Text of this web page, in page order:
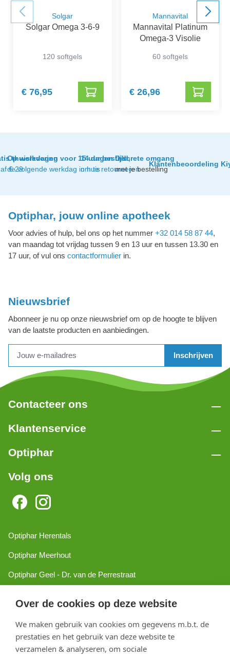
Over de cookies op deze website
We maken gebruik van cookies om gegevens m.b.t. de
prestaties en het gebruik van deze website te
verzamelen & analyseren, om sociale
Solgar
Solgar Omega 3-6-9
120 softgels
€ 76,95
Mannavital
Mannavital Platinum
Omega-3 Visolie
60 softgels
€ 26,96
thuislevering
€ 29
Op werkdagen voor 15 uur besteld,
de volgende werkdag in huis
14 dagen tijd
om te retourneren
Discrete omgang
met je bestelling
Klantenbeoordeling
Optiphar, jouw online apotheek
Voor advies of hulp, bel ons op het nummer +32 014 58 87 44,
van maandag tot vrijdag tussen 9 en 13 uur en tussen 13.30 en
17 uur, of vul ons contactformulier in.
Nieuwsbrief
Abonneer je nu op onze nieuwsbrief om op de hoogte te blijven
van de laatste producten en aanbiedingen.
Inschrijven
Contacteer ons
Klantenservice
Optiphar
Volg ons
Optiphar Herentals
Optiphar Meerhout
Optiphar Geel - Dr. van de Perrestraat
Optiphar Mol